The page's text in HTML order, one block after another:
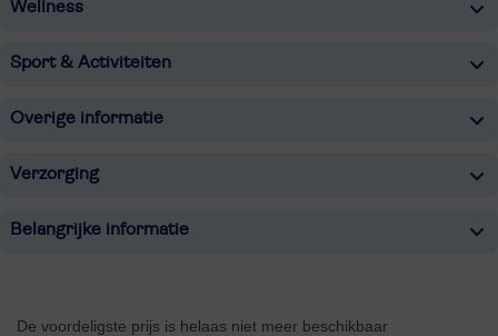
Wellness
Sport & Activiteiten
Overige informatie
Verzorging
Belangrijke informatie
De voordeligste prijs is helaas niet meer beschikbaar